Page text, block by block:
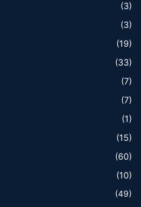
(3)
(3)
(19)
(33)
(7)
(7)
(1)
(15)
(60)
(10)
(49)